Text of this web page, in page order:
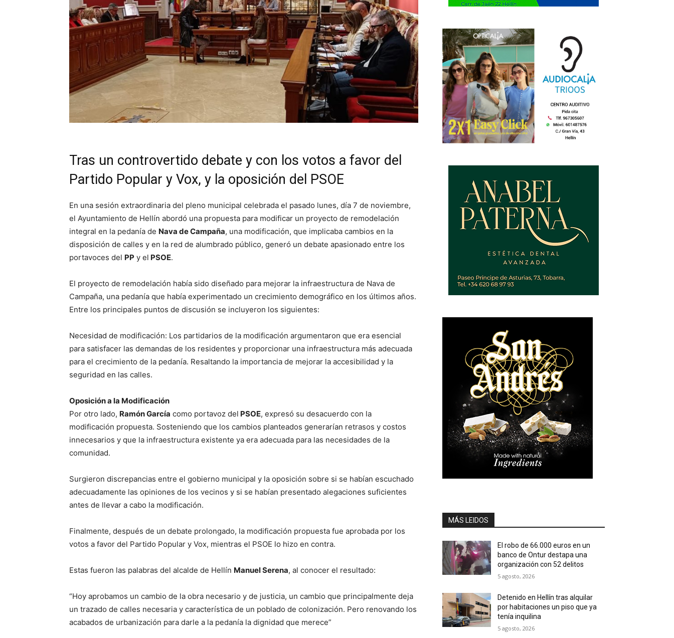
Tras un controvertido debate y con los votos a favor del
Partido Popular y Vox, y la oposición del PSOE
En una sesión extraordinaria del pleno municipal celebrada el pasado lunes, día 7 de noviembre,
el Ayuntamiento de Hellín abordó una propuesta para modificar un proyecto de remodelación
integral en la pedanía de Nava de Campaña, una modificación, que implicaba cambios en la
disposición de calles y en la red de alumbrado público, generó un debate apasionado entre los
portavoces del PP y el PSOE.
El proyecto de remodelación había sido diseñado para mejorar la infraestructura de Nava de
Campaña, una pedanía que había experimentado un crecimiento demográfico en los últimos años.
Entre los principales puntos de discusión se incluyeron los siguientes:
Necesidad de modificación: Los partidarios de la modificación argumentaron que era esencial
para satisfacer las demandas de los residentes y proporcionar una infraestructura más adecuada
para el crecimiento de la pedanía. Resaltando la importancia de mejorar la accesibilidad y la
seguridad en las calles.
Oposición a la Modificación
Por otro lado, Ramón García como portavoz del PSOE, expresó su desacuerdo con la
modificación propuesta. Sosteniendo que los cambios planteados generarían retrasos y costos
innecesarios y que la infraestructura existente ya era adecuada para las necesidades de la
comunidad.
Surgieron discrepancias entre el gobierno municipal y la oposición sobre si se habían escuchado
adecuadamente las opiniones de los vecinos y si se habían presentado alegaciones suficientes
antes de llevar a cabo la modificación.
Finalmente, después de un debate prolongado, la modificación propuesta fue aprobada por los
votos a favor del Partido Popular y Vox, mientras el PSOE lo hizo en contra.
Estas fueron las palabras del alcalde de Hellín Manuel Serena, al conocer el resultado:
“Hoy aprobamos un cambio de la obra necesario y de justicia, un cambio que principalmente deja
un trazado de calles necesaria y característica de un poblado de colonización. Pero renovando los
acabados de urbanización para darle a la pedanía la dignidad que merece”
MÁS LEIDOS
El robo de 66.000 euros en un
banco de Ontur destapa una
organización con 52 delitos
5 agosto, 2026
Detenido en Hellín tras alquilar
por habitaciones un piso que ya
tenía inquilina
5 agosto, 2026